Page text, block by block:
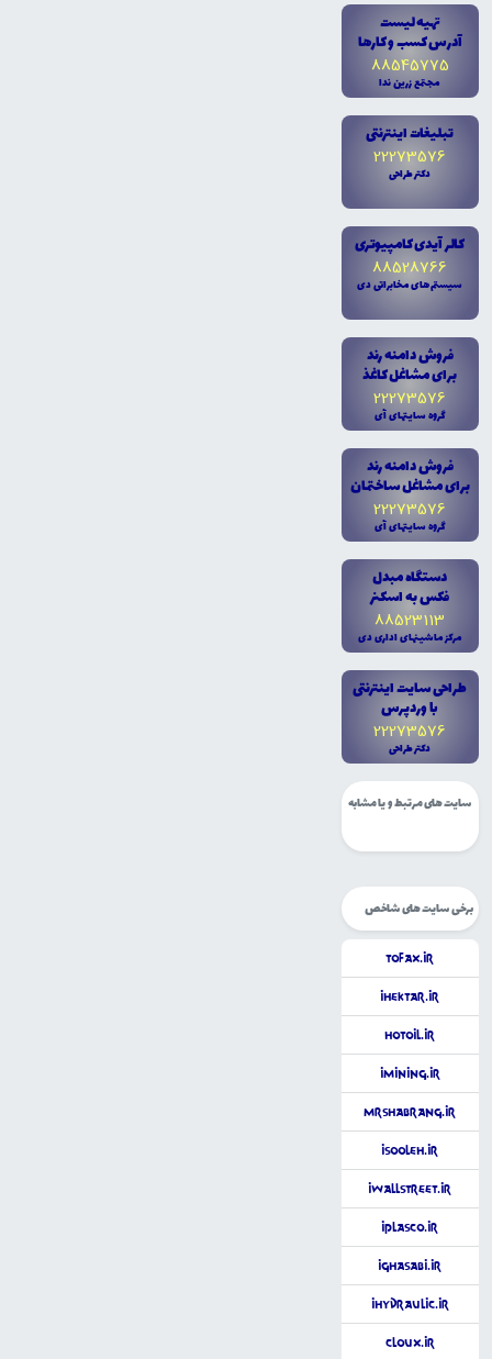
تهيه ليست
آدرس کسب و کارها
88545775
مجتمع زرين ندا
تبليغات اينترنتى
22273576
دکتر طراحى
کالر آيدى کامپيوترى
88528766
سيستم هاى مخابراتى دى
فروش دامنه رند
براى مشاغل کاغذ
22273576
گروه سايتهاى آى
فروش دامنه رند
براى مشاغل ساختمان
22273576
گروه سايتهاى آى
دستگاه مبدل
فکس به اسکنر
88523113
مرکز ماشينهاى ادارى دى
طراحى سايت اينترنتى
با وردپرس
22273576
دکتر طراحى
سایت های مرتبط و یا مشابه
برخی سایت های شاخص
ToFax.ir
iHektar.ir
HotOil.ir
iMining.ir
MrShabrang.ir
iSooleh.ir
iWallStreet.ir
iPlasco.ir
iGhasabi.ir
iHydraulic.ir
Cloux.ir